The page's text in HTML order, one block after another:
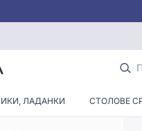
ЛАДАНКИ СТОЛОВЕ
БАНТИКІВ